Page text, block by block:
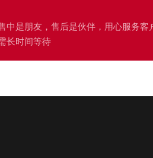
中是朋友，售后是伙伴，用心服务客
长时间等待